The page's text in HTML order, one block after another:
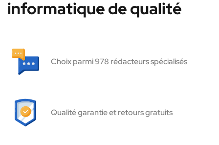
informatique de qualité
Choix parmi 978 rédacteurs spécialisés
Qualité garantie et retours gratuits